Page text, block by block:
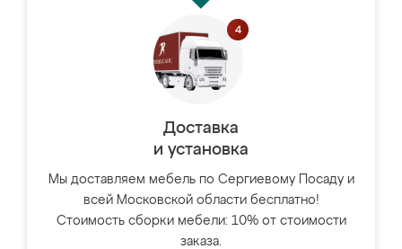
Доставка
и установка
Мы доставляем мебель по Сергиевому Посаду и
всей Московской области бесплатно!
Стоимость сборки мебели: 10% от стоимости
заказа.